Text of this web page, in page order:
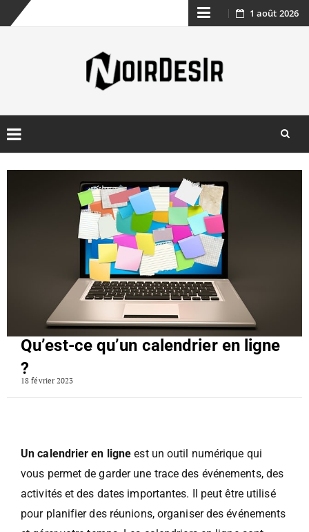
1 août 2026
Qu’est-ce qu’un calendrier en ligne
?
18 février 2023
Un calendrier en ligneest un outil numérique qui
vous permet de garder une trace des événements, des
activités et des dates importantes. Il peut être utilisé
pour planifier des réunions, organiser des événements